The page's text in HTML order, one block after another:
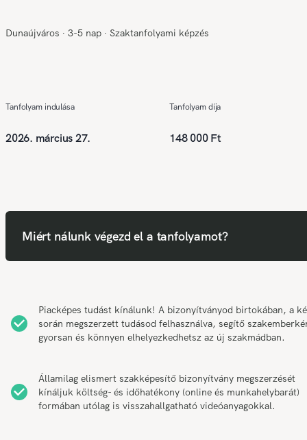
Dunaújváros ∙ 3-5 nap ∙ Szaktanfolyami képzés
Tanfolyam indulása
2026. március 27.
Tanfolyam díja
148 000 Ft
Miért nálunk végezd el a tanfolyamot?
Piacképes tudást kínálunk! A bizonyítványod birtokában, a
során megszerzett tudásod felhasználva, segítő
gyorsan és könnyen elhelyezkedhetsz az új szakmádban.
Államilag elismert szakképesítő bizonyítvány megszerzését
kínáljuk költség- és időhatékony (online és munkahelybarát)
formában utólag is visszahallgatható videóanyagokkal.